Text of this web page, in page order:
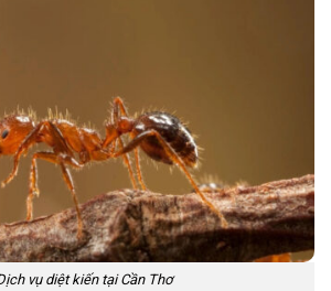
vụ diệt kiến tại Cần Thơ